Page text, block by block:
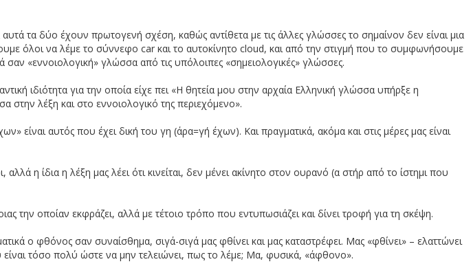
τα δύο έχουν πρωτογενή σχέση, καθώς αντίθετα με τις άλλες γλώσσες το σημαίνον δεν είναι μια
όλοι να λέμε το σύννεφο car και το αυτοκίνητο cloud, και από την στιγμή που το συμφωνήσουμε
σαν «εννοιολογική» γλώσσα από τις υπόλοιπες «σημειολογικές» γλώσσες.
ιδιότητα για την οποία είχε πει «Η θητεία μου στην αρχαία Ελληνική γλώσσα υπήρξε η
λέξη και στο εννοιολογικό της περιεχόμενο».
αυτός που έχει δική του γη (άρα=γή έχων). Και πραγματικά, ακόμα και στις μέρες μας είναι
η ίδια η λέξη μας λέει ότι κινείται, δεν μένει ακίνητο στον ουρανό (α στήρ από το ίστημι που
την οποίαν εκφράζει, αλλά με τέτοιο τρόπο που εντυπωσιάζει και δίνει τροφή για τη σκέψη.
ο φθόνος σαν συναίσθημα, σιγά-σιγά μας φθίνει και μας καταστρέφει. Μας «φθίνει» – ελαττώνει
είναι τόσο πολύ ώστε να μην τελειώνει, πως το λέμε; Μα, φυσικά, «άφθονο».